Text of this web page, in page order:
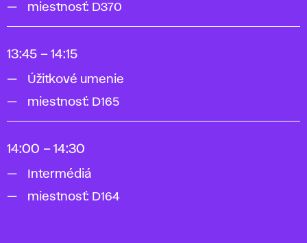
miestnosť: D370
13:45 – 14:15
Úžitkové umenie
miestnosť: D165
14:00 – 14:30
Intermédiá
miestnosť: D164